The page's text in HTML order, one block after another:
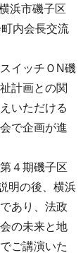
浜市磯子区
内会長交流
イッチＯN磯
計画との関
いただける
で企画が進
４期磯子区
明の後、横浜
あり、法政
の未来と地
ご講演いた